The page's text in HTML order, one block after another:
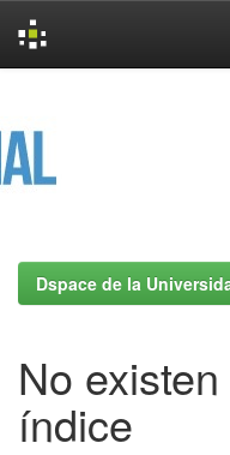
Dspace de la
No
índice